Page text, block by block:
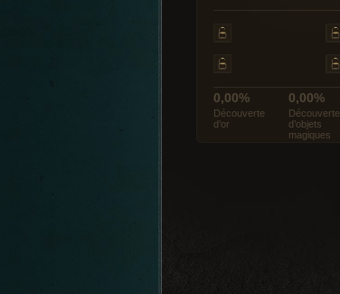
0,00%
Découverte
d’or
0,00%
Découverte
d’objets
magiques